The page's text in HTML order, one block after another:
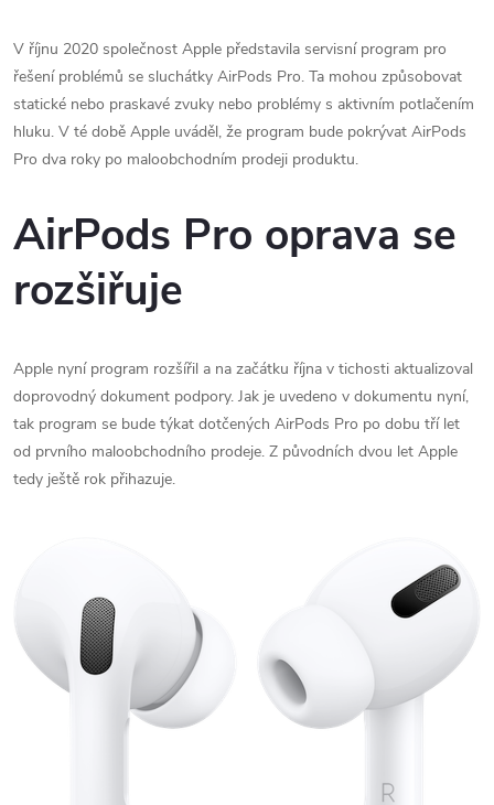
V říjnu 2020 společnost Apple představila servisní program pro
řešení problémů se sluchátky AirPods Pro. Ta mohou způsobovat
statické nebo praskavé zvuky nebo problémy s aktivním potlačením
hluku. V té době Apple uváděl, že program bude pokrývat ‌AirPods
Pro‌ dva roky po maloobchodním prodeji produktu.
AirPods Pro oprava se
rozšiřuje
Apple nyní program rozšířil a na začátku října v tichosti aktualizoval
doprovodný dokument podpory. Jak je uvedeno v dokumentu nyní,
tak program se bude týkat dotčených ‌AirPods Pro‌ po dobu tří let
od prvního maloobchodního prodeje. Z původních dvou let Apple
tedy ještě rok přihazuje.